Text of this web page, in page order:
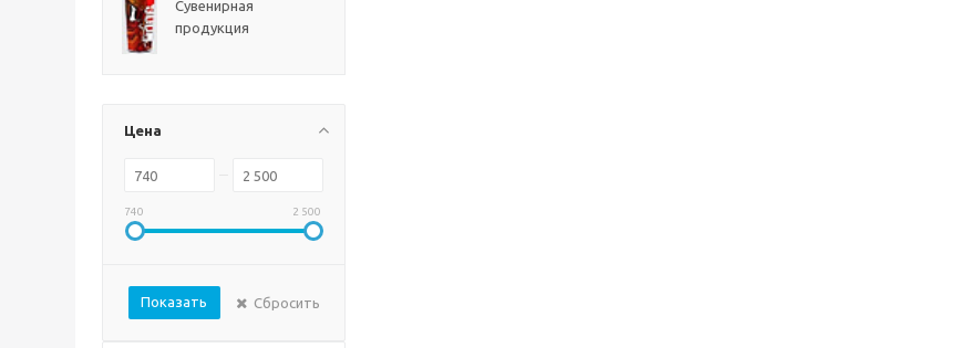
Сувенирная
продукция
Цена
740 2 500
Показать Сбросить